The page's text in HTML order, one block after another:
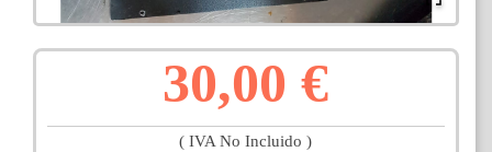
30,00 €
( IVA No Incluido )